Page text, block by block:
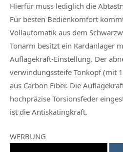
Hierfür muss lediglich die
Für besten Bedienkomfort
Vollautomatik aus dem
Tonarm besitzt ein Kardanlager
Auflagekraft-Einstellung. Der
verwindungssteife Tonkopf (mit
aus Carbon Fiber. Die
hochpräzise Torsionsfeder
ist die Antiskatingkraft.
WERBUNG